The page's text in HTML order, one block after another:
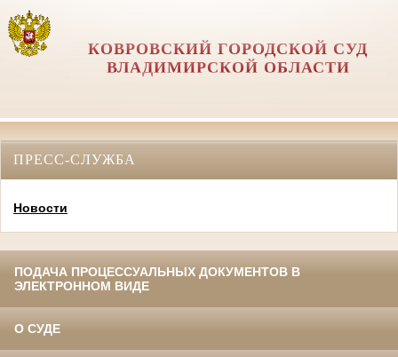
КОВРОВСКИЙ ГОРОДСКОЙ СУД
ВЛАДИМИРСКОЙ ОБЛАСТИ
ПРЕСС-СЛУЖБА
Новости
ПОДАЧА ПРОЦЕССУАЛЬНЫХ ДОКУМЕНТОВ В
ЭЛЕКТРОННОМ ВИДЕ
О СУДЕ